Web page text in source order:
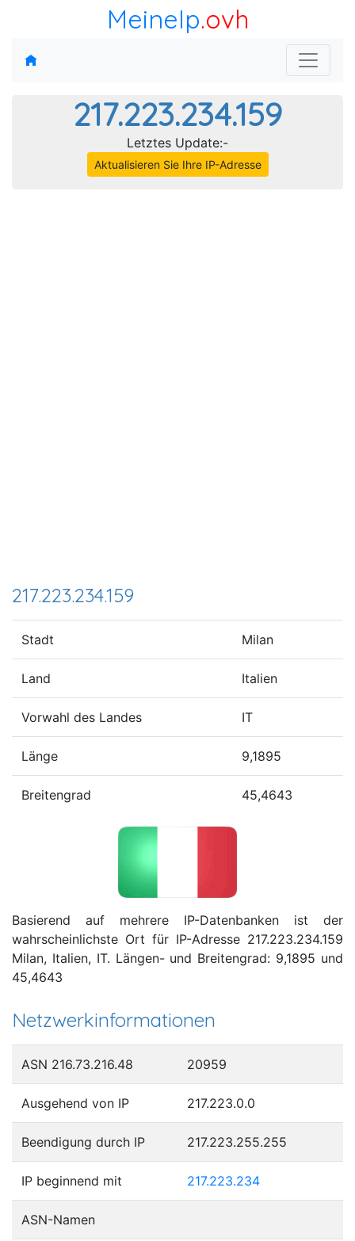
MeineIp.ovh
217.223.234.159
Letztes Update:-
Aktualisieren Sie Ihre IP-Adresse
217.223.234.159
Stadt Milan
Land Italien
Vorwahl des Landes IT
Länge 9,1895
Breitengrad 45,4643
Basierend auf mehrere IP-Datenbanken ist der
wahrscheinlichste Ort für IP-Adresse 217.223.234.159
Milan, Italien, IT. Längen- und Breitengrad: 9,1895 und
45,4643
Netzwerkinformationen
ASN 216.73.216.48 20959
Ausgehend von IP 217.223.0.0
Beendigung durch IP 217.223.255.255
IP beginnend mit 217.223.234
ASN-Namen